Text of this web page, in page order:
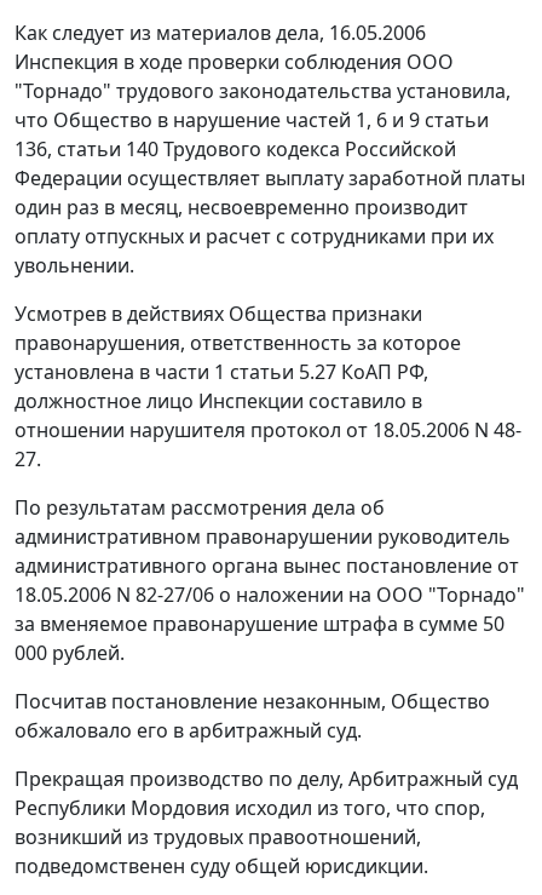
Как следует из материалов дела, 16.05.2006
Инспекция в ходе проверки соблюдения ООО
"Торнадо" трудового законодательства установила,
что Общество в нарушение частей 1, 6 и 9 статьи
136, статьи 140Трудового кодекса Российской
Федерации осуществляет выплату заработной платы
один раз в месяц, несвоевременно производит
оплату отпускных и расчет с сотрудниками при их
увольнении.
Усмотрев в действиях Общества признаки
правонарушения, ответственность за которое
установлена в части 1 статьи 5.27 КоАП РФ,
должностное лицо Инспекции составило в
отношении нарушителя протокол от 18.05.2006 N 48-
27.
По результатам рассмотрения дела об
административном правонарушении руководитель
административного органа вынес постановление от
18.05.2006 N 82-27/06 о наложении на ООО "Торнадо"
за вменяемое правонарушение штрафа в сумме 50
000 рублей.
Посчитав постановление незаконным, Общество
обжаловало его в арбитражный суд.
Прекращая производство по делу, Арбитражный суд
Республики Мордовия исходил из того, что спор,
возникший из трудовых правоотношений,
подведомственен суду общей юрисдикции.